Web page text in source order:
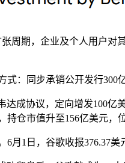
周期，企业及个人用户对
式：同步承销公开发行300
达成协议，定向增发100
持仓市值升至156亿美元，
月1日，谷歌收报376.37